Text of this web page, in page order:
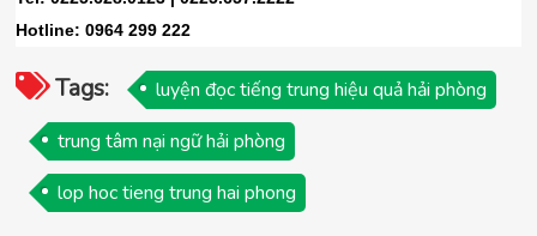
Hotline: 0964 299 222
Tags:
luyện đọc tiếng trung hiệu quả hải phòng
trung tâm nại ngữ hải phòng
lop hoc tieng trung hai phong